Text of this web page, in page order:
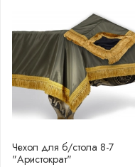
Чехол для б/стола 8-7
"Аристократ"